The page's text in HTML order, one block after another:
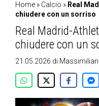
Home » Calcio » Real
chiudere con un sorriso
Real Madrid-
chiudere con un
21.05.2026 di